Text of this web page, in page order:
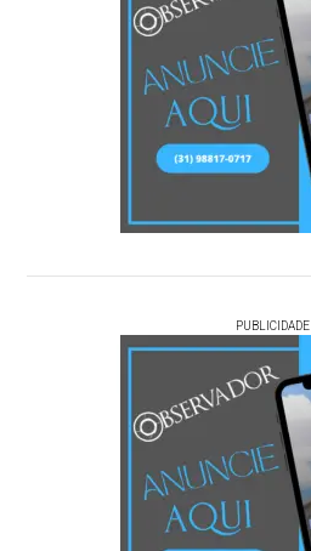
PUBLICIDADE